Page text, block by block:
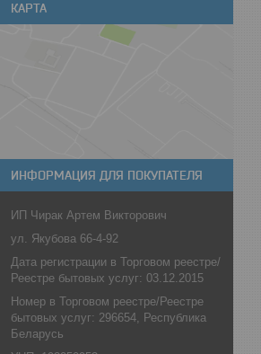
КАРТА
ИНФОРМАЦИЯ ДЛЯ ПОКУПАТЕЛЯ
ИП Чирак Артем Викторович
ул. Якубова 66-4-92
Дата регистрации в Торговом реестре/
Реестре бытовых услуг: 03.12.2015
Номер в Торговом реестре/Реестре
бытовых услуг: 296654, Республика
Беларусь